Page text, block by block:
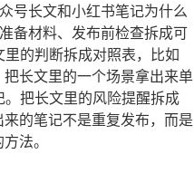
号长文和小红书笔记为什么
备材料、发布前检查拆成可
的判断拆成对照表，比如
长文里的一个场景拿出来单
把长文里的风险提醒拆成
的笔记不是重复发布，而是
法。